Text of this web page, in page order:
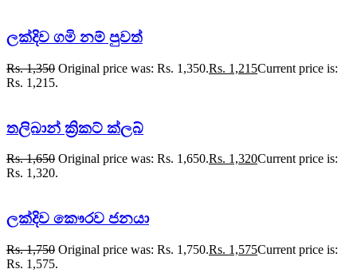
ලක්දිව ගමි නම් පුවත්
Rs.1,350 Original price was: Rs. 1,350.Rs. 1,215Current price is:
Rs. 1,215.
තලිබාන් ක්‍රිකට් ක්ලබ්
Rs.1,650 Original price was: Rs. 1,650.Rs. 1,320Current price is:
Rs. 1,320.
ලක්දිව කෞරව ජනයා
Rs.1,750 Original price was: Rs. 1,750.Rs. 1,575Current price is:
Rs. 1,575.